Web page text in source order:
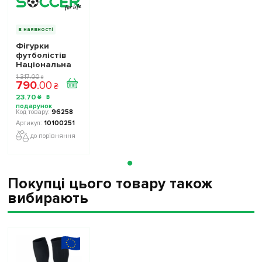
в наявності
Фігурки
футболістів
Національна
Збірна України
TOP FOOTBALL
STARS
Collection 2
10100251
1 317.00 ₴
790.00 ₴
23.70 ₴
96258
10100251
до порівняння
Покупці цього товару також
вибирають